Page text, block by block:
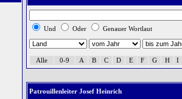
Und Oder Genauer Wortlaut
Alle 0-9 A B C D E F G H I
Patrouillenleiter Josef Heinrich